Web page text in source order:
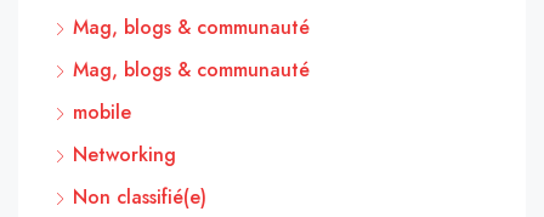
Mag, blogs & communauté
Mag, blogs & communauté
mobile
Networking
Non classifié(e)